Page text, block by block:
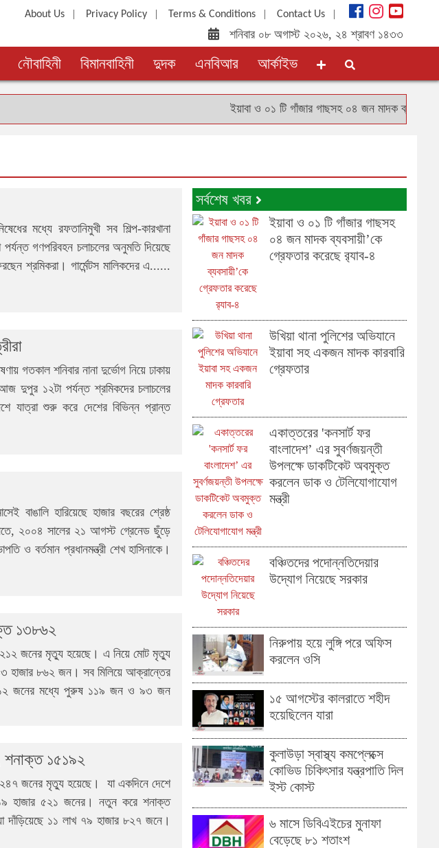
About Us| Privacy Policy| Terms & Conditions| Contact Us|
শনিবার ০৮ অগাস্ট ২০২৬, ২৪ শ্রাবণ ১৪৩৩
নৌবাহিনী বিমানবাহিনী দুদক এনবিআর আর্কাইভ
ইয়াবা ও ০১ টি গাঁজার গাছসহ ০৪ জন মাদক ব্যবসায়ী’কে
মধ্যে রফতানিমুখী সব শিল্প-কারখানা
গণপরিবহন চলাচলের অনুমতি দিয়েছে
শ্রমিকরা। গার্মেন্টস মালিকদের এ......
গতকাল শনিবার নানা দুর্ভোগ নিয়ে ঢাকায়
দুপুর ১২টা পর্যন্ত শ্রমিকদের চলাচলের
যাত্রা শুরু করে দেশের বিভিন্ন প্রান্ত
হারিয়েছে হাজার বছরের শ্রেষ্ঠ
২০০৪ সালের ২১ আগস্ট গ্রেনেড ছুঁড়ে
ও বর্তমান প্রধানমন্ত্রী শেখ হাসিনাকে।
১৩৮৬২
জনের মৃত্যু হয়েছে। এ নিয়ে মোট মৃত্যু
হাজার ৮৬২ জন। সব মিলিয়ে আক্রান্তের
জনের মধ্যে পুরুষ ১১৯ জন ও ৯৩ জন
শনাক্ত ১৫১৯২
জনের মৃত্যু হয়েছে। যা একদিনে দেশে
হাজার ৫২১ জনের। নতুন করে শনাক্ত
দাঁড়িয়েছে ১১ লাখ ৭৯ হাজার ৮২৭ জনে।
সর্বশেষ খবর
ইয়াবা ও ০১ টি গাঁজার গাছসহ
০৪ জন মাদক ব্যবসায়ী’কে
গ্রেফতার করেছে র‌্যাব-৪
উখিয়া থানা পুলিশের অভিযানে
ইয়াবা সহ একজন মাদক কারবারি
গ্রেফতার
একাত্তরের 'কনসার্ট ফর
বাংলাদেশ’ এর সুবর্ণজয়ন্তী
উপলক্ষে ডাকটিকেট অবমুক্ত
করলেন ডাক ও টেলিযোগাযোগ
মন্ত্রী
বঞ্চিতদের পদোন্নতিদেয়ার
উদ্যোগ নিয়েছে সরকার
নিরুপায় হয়ে লুঙ্গি পরে অফিস
করলেন ওসি
১৫ আগস্টের কালরাতে শহীদ
হয়েছিলেন যারা
কুলাউড়া স্বাস্থ্য কমপ্লেক্সে
কোভিড চিকিৎসার যন্ত্রপাতি দিল
ইস্ট কোস্ট
৬ মাসে ডিবিএইচের মুনাফা
বেড়েছে ৮১ শতাংশ